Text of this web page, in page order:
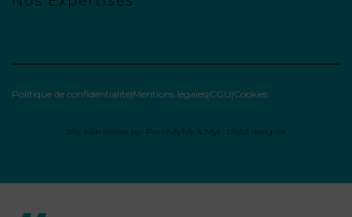
Politique de confidentialité Mentions légales CGU Cookies
Site web réalisé par Punchify.Me & Myx : UX/UI designer